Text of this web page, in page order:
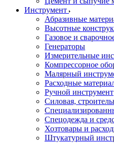
Инструмент
Абразивные
Высотные
Газовое и
Генераторы
Измерительные
Компрессорное
Малярный
Расходные
Ручной инструмент
Силовая,
Спецодежда и
Хозтовары и
Штукатурный